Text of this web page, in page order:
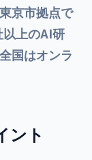
京市拠点で
上のAI研
国はオンラ
ント